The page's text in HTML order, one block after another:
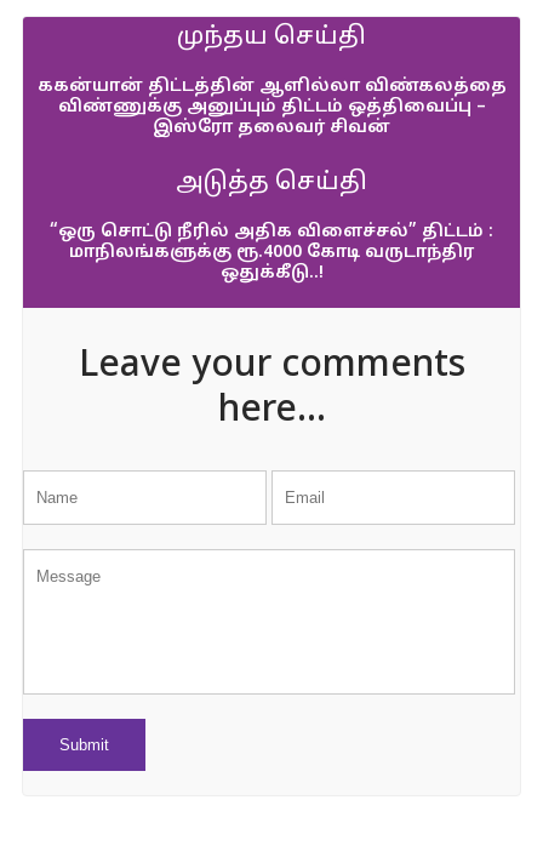
முந்தய செய்தி
ககன்யான் திட்டத்தின் ஆளில்லா விண்கலத்தை
விண்ணுக்கு அனுப்பும் திட்டம் ஒத்திவைப்பு –
இஸ்ரோ தலைவர் சிவன்
அடுத்த செய்தி
“ஒரு சொட்டு நீரில் அதிக விளைச்சல்” திட்டம் :
மாநிலங்களுக்கு ரூ.4000 கோடி வருடாந்திர
ஒதுக்கீடு..!
Leave your comments
here...